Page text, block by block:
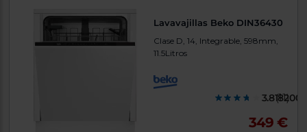
Lavavajillas Beko DIN36430
Clase D, 14, Integrable, 598mm,
11.5Litros
3.8182000
(11)
349 €